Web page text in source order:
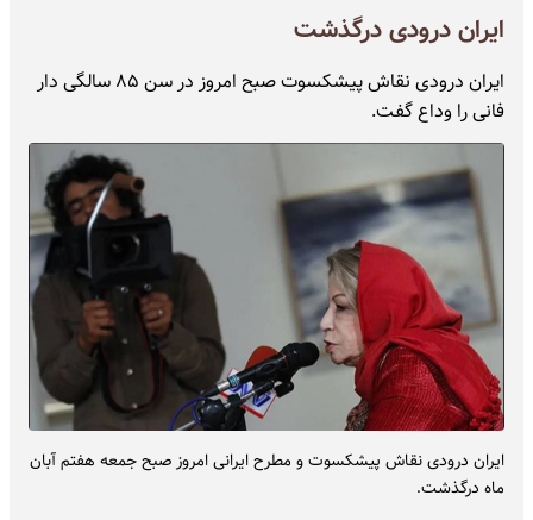
ایران درودی درگذشت
ایران درودی نقاش پیشکسوت صبح امروز در سن ۸۵ سالگی دار
فانی را وداع گفت.
ایران درودی نقاش پیشکسوت و مطرح ایرانی امروز صبح جمعه هفتم آبان
ماه درگذشت.